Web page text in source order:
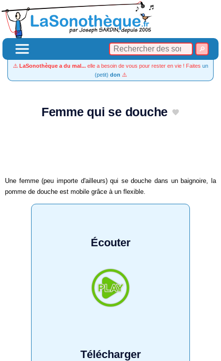
⚠️ LaSonothèque a du mal... elle a besoin de vous pour rester en vie ! Faites un
(petit) don ⚠️
Femme qui se douche
Une femme (peu importe d'ailleurs) qui se douche dans un baignoire, la
pomme de douche est mobile grâce à un flexible.
Écouter
Télécharger